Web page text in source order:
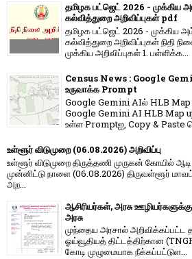
தமிழக பட்ஜெட் 2026 - முக்கிய
கல்வித்துறை அறிவிப்புகள் pdf
தமிழக பட்ஜெட் 2026 - முக்கிய
கல்வித்துறை அறிவிப்புகள் நிதி
முக்கிய அறிவிப்புகள் 1. பள்ளிக்க...
Census News : Google
உருவாக்க Prompt
Google Gemini AIல் HLB
Google Gemini AI HLB Map
உள்ள Promptஐ, Copy & Paste
உள்ளூர் விடுமுறை (06.08.2026) அறிவிப்பு
உள்ளூர் விடுமுறை திருத்தணி முருகன் கோயில்
முன்னிட்டு நாளை (06.08.2026) திருவள்ளூர்
அற...
ஆசிரியர்கள், அரசு
அரசு
முந்தைய அரசால் அறிவிக்கப்பட்ட
ஓய்வூதியத் திட்டத்திற்கான
கோடி முழுமையாக நீக்கப்பட்டுள...